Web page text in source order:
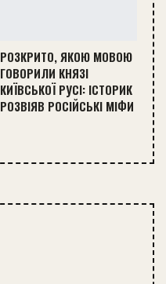
РОЗКРИТО, ЯКОЮ МОВОЮ
ГОВОРИЛИ КНЯЗІ
КИЇВСЬКОЇ РУСІ: ІСТОРИК
РОЗВІЯВ РОСІЙСЬКІ МІФИ